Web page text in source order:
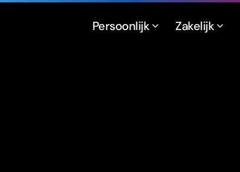
Persoonlijk Zakelijk